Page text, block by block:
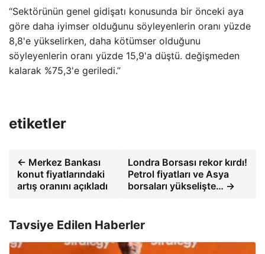
“Sektörünün genel gidişatı konusunda bir önceki aya
göre daha iyimser olduğunu söyleyenlerin oranı yüzde
8,8'e yükselirken, daha kötümser olduğunu
söyleyenlerin oranı yüzde 15,9'a düştü. değişmeden
kalarak %75,3'e geriledi.”
etiketler
← Merkez Bankası
konut fiyatlarındaki
artış oranını açıkladı
Londra Borsası rekor kırdı!
Petrol fiyatları ve Asya
borsaları yükselişte… →
Tavsiye Edilen Haberler